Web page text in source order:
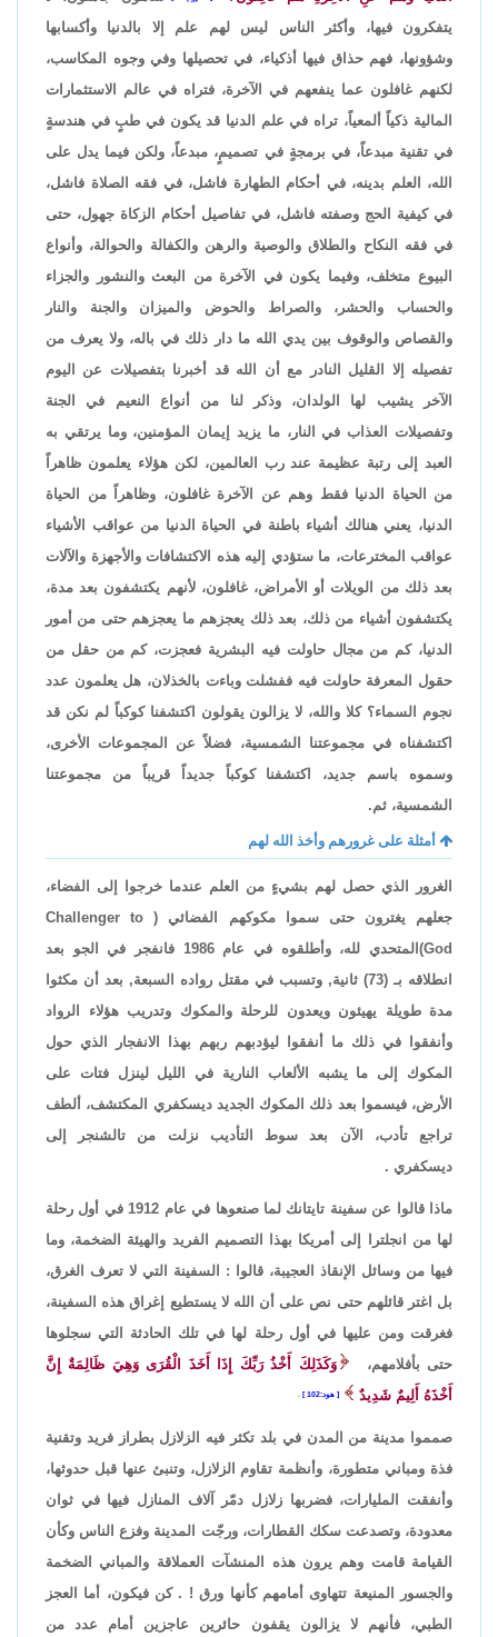
يتفكرون فيها، وأكثر الناس ليس لهم علم إلا بالدنيا وأكسابها
وشؤونها، فهم حذاق فيها أذكياء، في تحصيلها وفي وجوه المكاسب،
لكنهم غافلون عما ينفعهم في الآخرة، فتراه في عالم الاستثمارات
المالية ذكياً ألمعياً، تراه في علم الدنيا قد يكون في طبٍ في هندسةٍ
في تقنية مبدعاً، في برمجةٍ في تصميمٍ، مبدعاً، ولكن فيما يدل على
الله، العلم بدينه، في أحكام الطهارة فاشل، في فقه الصلاة فاشل،
في كيفية الحج وصفته فاشل، في تفاصيل أحكام الزكاة جهول، حتى
في فقه النكاح والطلاق والوصية والرهن والكفالة والحوالة، وأنواع
البيوع متخلف، وفيما يكون في الآخرة من البعث والنشور والجزاء
والحساب والحشر، والصراط والحوض والميزان والجنة والنار
والقصاص والوقوف بين يدي الله ما دار ذلك في باله، ولا يعرف من
تفصيله إلا القليل النادر مع أن الله قد أخبرنا بتفصيلات عن اليوم
الآخر يشيب لها الولدان، وذكر لنا من أنواع النعيم في الجنة
وتفصيلات العذاب في النار، ما يزيد إيمان المؤمنين، وما يرتقي به
العبد إلى رتبة عظيمة عند رب العالمين، لكن هؤلاء يعلمون ظاهراً
من الحياة الدنيا فقط وهم عن الآخرة غافلون، وظاهراً من الحياة
الدنيا، يعني هنالك أشياء باطنة في الحياة الدنيا من عواقب الأشياء
عواقب المخترعات، ما ستؤدي إليه هذه الاكتشافات والأجهزة والآلات
بعد ذلك من الويلات أو الأمراض، غافلون، لأنهم يكتشفون بعد مدة،
يكتشفون أشياء من ذلك، بعد ذلك يعجزهم ما يعجزهم حتى من أمور
الدنيا، كم من مجال حاولت فيه البشرية فعجزت، كم من حقل من
حقول المعرفة حاولت فيه ففشلت وباءت بالخذلان، هل يعلمون عدد
نجوم السماء؟ كلا والله، لا يزالون يقولون اكتشفنا كوكباً لم نكن قد
اكتشفناه في مجموعتنا الشمسية، فضلاً عن المجموعات الأخرى،
وسموه باسم جديد، اكتشفنا كوكباً جديداً قريباً من مجموعتنا
الشمسية، ثم.
أمثلة على غرورهم وأخذ الله لهم
الغرور الذي حصل لهم بشيءٍ من العلم عندما خرجوا إلى الفضاء،
جعلهم يغترون حتى سموا مكوكهم الفضائي ( Challenger to
God
)المتحدي لله، وأطلقوه في عام 1986 فانفجر في الجو بعد
انطلاقه بـ (73) ثانية, وتسبب في مقتل رواده السبعة, بعد أن مكثوا
مدة طويلة يهيئون ويعدون للرحلة والمكوك وتدريب هؤلاء الرواد
وأنفقوا في ذلك ما أنفقوا ليؤدبهم ربهم بهذا الانفجار الذي حول
المكوك إلى ما يشبه الألعاب النارية في الليل لينزل فتات على
الأرض، فيسموا بعد ذلك المكوك الجديد ديسكفري المكتشف، ألطف
تراجع تأدب، الآن بعد سوط التأديب نزلت من تالشنجر إلى
ديسكفري .
ماذا قالوا عن سفينة تايتانك لما صنعوها في عام 1912 في أول رحلة
لها من انجلترا إلى أمريكا بهذا التصميم الفريد والهيئة الضخمة، وما
فيها من وسائل الإنقاذ العجيبة، قالوا : السفينة التي لا تعرف الغرق،
بل اغتر قائلهم حتى نص على أن الله لا يستطيع إغراق هذه السفينة،
فغرقت ومن عليها في أول رحلة لها في تلك الحادثة التي سجلوها
حتى بأفلامهم،
وَكَذَلِكَ أَخْذُ رَبِّكَ إِذَا أَخَذَ الْقُرَى وَهِيَ ظَالِمَةٌ إِنَّ
أَخْذَهُ أَلِيمٌ شَدِيدٌ
هود:102 .
صمموا مدينة من المدن في بلد تكثر فيه الزلازل بطراز فريد وتقنية
فذة ومباني متطورة، وأنظمة تقاوم الزلازل، وتنبئ عنها قبل حدوثها،
وأنفقت المليارات، فضربها زلازل دمّر آلاف المنازل فيها في ثوان
معدودة، وتصدعت سكك القطارات، ورجّت المدينة وفزع الناس وكأن
القيامة قامت وهم يرون هذه المنشآت العملاقة والمباني الضخمة
والجسور المنيعة تتهاوى أمامهم كأنها ورق ! . كن فيكون، أما العجز
الطبي، فأنهم لا يزالون يقفون حائرين عاجزين أمام عدد من